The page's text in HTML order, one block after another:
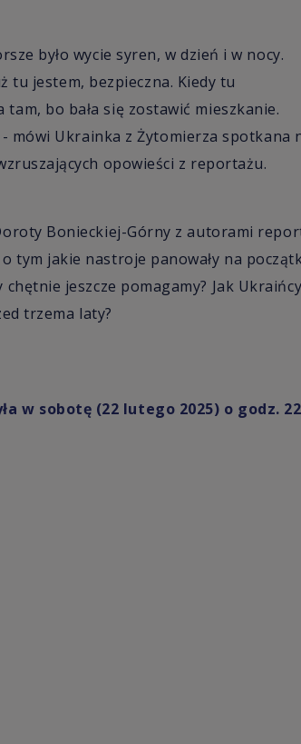
było wycie syren, w dzień i w nocy.
tu jestem, bezpieczna. Kiedy tu
tam, bo bała się zostawić mieszkanie.
mówi Ukrainka z Żytomierza spotkana
opowieści z reportażu.
Bonieckiej-Górny z autorami
tym jakie nastroje panowały na
jeszcze pomagamy? Jak Ukraińcy
trzema laty?
w sobotę (22 lutego 2025) o godz.